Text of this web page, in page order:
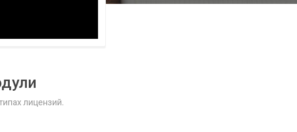
лицензий.